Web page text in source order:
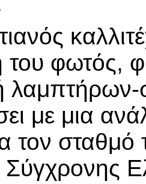
του φωτός,
με μια
τον
Σύγχρονης